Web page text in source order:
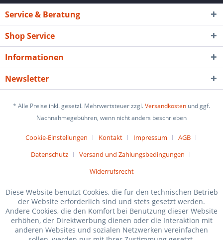
Service & Beratung
Shop Service
Informationen
Newsletter
* Alle Preise inkl. gesetzl. Mehrwertsteuer zzgl.Versandkosten und ggf.
Nachnahmegebühren, wenn nicht anders beschrieben
Cookie-Einstellungen Kontakt Impressum
AGB
Datenschutz
Versand und Zahlungsbedingungen
Widerrufsrecht
©​2020ADESATOSGmbH - Alle Rechte vorbehalten
Diese Website benutzt Cookies, die für den technischen Betrieb
der Website erforderlich sind und stets gesetzt werden.
Andere Cookies, die den Komfort bei Benutzung dieser Website
erhöhen, der Direktwerbung dienen oder die Interaktion mit
anderen Websites und sozialen Netzwerken vereinfachen